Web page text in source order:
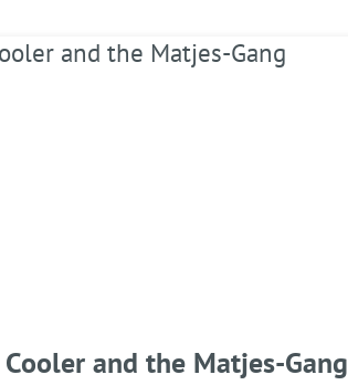
Cooler and the Matjes-Gang